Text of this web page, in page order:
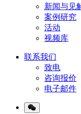
新闻与见
案例研究
活动
视频库
联系我们
致电
咨询报价
电子邮件